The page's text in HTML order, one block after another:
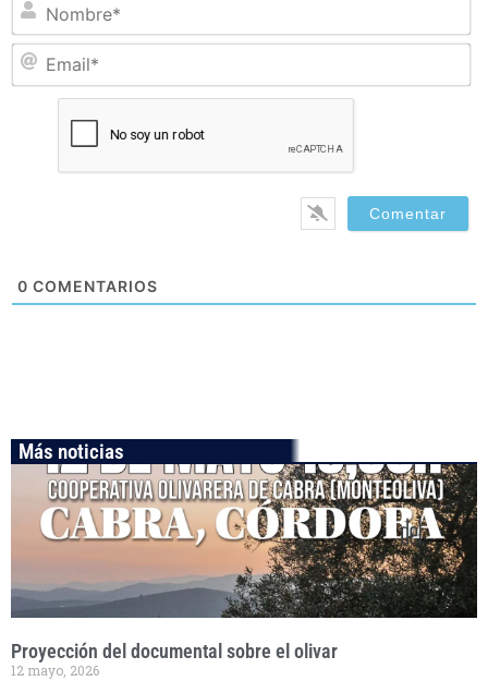
0 COMENTARIOS
Más noticias
Proyección del documental sobre el olivar
12 mayo, 2026